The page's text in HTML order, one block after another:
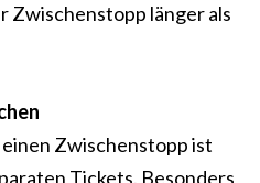
Zwischenstopp länger als
Zwischenstopp ist
Tickets. Besonders